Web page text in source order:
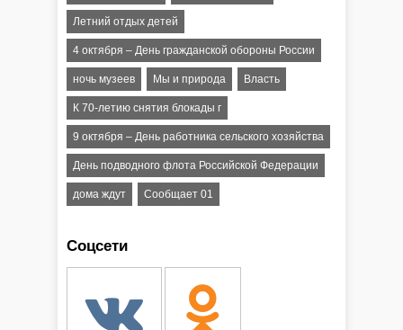
Летний отдых детей
4 октября – День гражданской обороны России
ночь музеев Мы и природа Власть
К 70-летию снятия блокады г
9 октября – День работника сельского хозяйства
День подводного флота Российской Федерации
дома ждут Сообщает 01
Соцсети